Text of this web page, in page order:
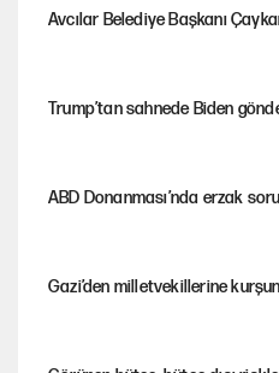
Avcılar Belediye Başkanı
Trump’tan sahnede Biden
ABD Donanması’nda erzak
Gazi’den milletvekillerine